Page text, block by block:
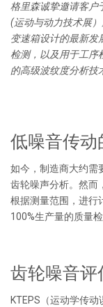
格里森诚挚邀请客户
(运动与动力技术展
变速箱设计的最新发
检测，以及用于工序
的高级波纹度分析技
低噪音传动
如今，制造商大约需
齿轮噪声分析。然而
根据测量范围，进行
100%生产量的质量检
齿轮噪音评
KTEPS（运动学传